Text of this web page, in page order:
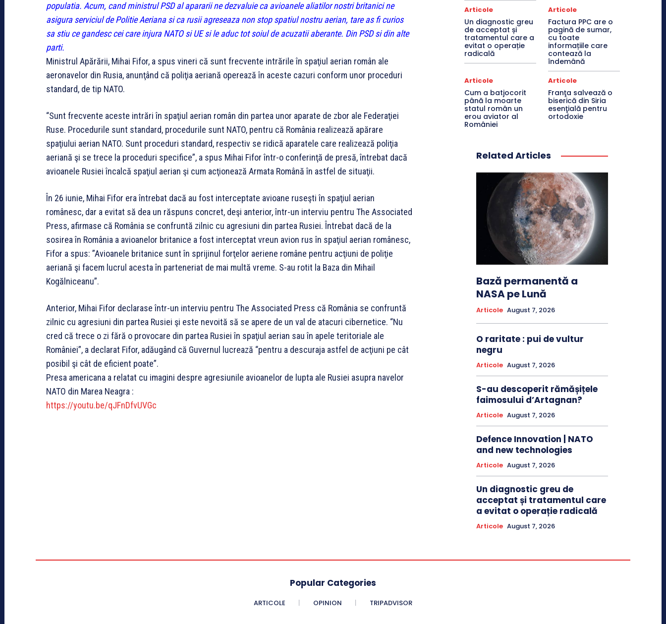
populatia. Acum, cand ministrul PSD al apararii ne dezvaluie ca avioanele aliatilor nostri britanici ne
asigura serviciul de Politie Aeriana si ca rusii agreseaza non stop spatiul nostru aerian, tare as fi curios
sa stiu ce gandesc cei care injura NATO si UE si le aduc tot soiul de acuzatii aberante. Din PSD si din alte
parti.
Ministrul Apărării, Mihai Fifor, a spus vineri că sunt frecvente intrările în spaţiul aerian român ale
aeronavelor din Rusia, anunţând că poliţia aeriană operează în aceste cazuri conform unor proceduri
standard, de tip NATO.
“Sunt frecvente aceste intrări în spaţiul aerian român din partea unor aparate de zbor ale Federaţiei
Ruse. Procedurile sunt standard, procedurile sunt NATO, pentru că România realizează apărare
spaţiului aerian NATO. Sunt proceduri standard, respectiv se ridică aparatele care realizează poliţia
aeriană şi se trece la proceduri specifice”, a spus Mihai Fifor într-o conferinţă de presă, întrebat dacă
avioanele Rusiei încalcă spaţiul aerian şi cum acţionează Armata Română în astfel de situaţii.
În 26 iunie, Mihai Fifor era întrebat dacă au fost interceptate avioane ruseşti în spaţiul aerian
românesc, dar a evitat să dea un răspuns concret, deşi anterior, într-un interviu pentru The Associated
Press, afirmase că România se confruntă zilnic cu agresiuni din partea Rusiei. Întrebat dacă de la
sosirea în România a avioanelor britanice a fost interceptat vreun avion rus în spaţiul aerian românesc,
Fifor a spus: ”Avioanele britanice sunt în sprijinul forţelor aeriene române pentru acţiuni de poliţie
aeriană şi facem lucrul acesta în parteneriat de mai multă vreme. S-au rotit la Baza din Mihail
Kogălniceanu”.
Anterior, Mihai Fifor declarase într-un interviu pentru The Associated Press că România se confruntă
zilnic cu agresiuni din partea Rusiei şi este nevoită să se apere de un val de atacuri cibernetice. “Nu
cred că trece o zi fără o provocare din partea Rusiei în spaţiul aerian sau în apele teritoriale ale
României”, a declarat Fifor, adăugând că Guvernul lucrează “pentru a descuraja astfel de acţiuni pe cât
posibil şi cât de eficient poate”.
Presa americana a relatat cu imagini despre agresiunile avioanelor de lupta ale Rusiei asupra navelor
NATO din Marea Neagra :
https://youtu.be/qJFnDfvUVGc
Articole
Un diagnostic greu
de acceptat și
tratamentul care a
evitat o operație
radicală
Articole
Factura PPC are o
pagină de sumar,
cu toate
informațiile care
contează la
îndemână
Articole
Cum a batjocorit
până la moarte
statul român un
erou aviator al
României
Articole
Franţa salvează o
biserică din Siria
esenţială pentru
ortodoxie
Related Articles
Bază permanentă a
NASA pe Lună
Articole August 7, 2026
O raritate : pui de vultur
negru
Articole August 7, 2026
S-au descoperit rămășițele
faimosului d’Artagnan?
Articole August 7, 2026
Defence Innovation | NATO
and new technologies
Articole August 7, 2026
Un diagnostic greu de
acceptat și tratamentul care
a evitat o operație radicală
Articole August 7, 2026
Popular Categories
ARTICOLE OPINION TRIPADVISOR